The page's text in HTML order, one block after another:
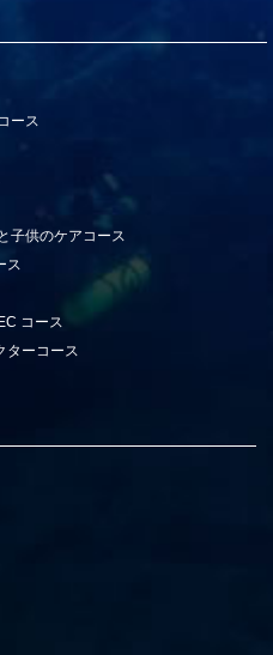
ース
子供のケアコース
ス
コース
ターコース